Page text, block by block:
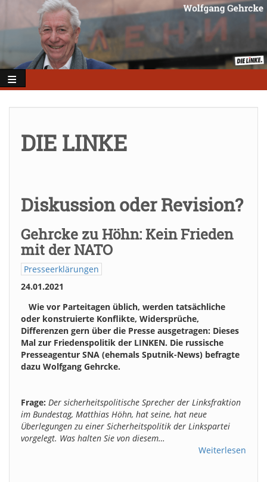
Inhalt
DIE LINKE
Diskussion oder Revision?
Gehrcke zu Höhn: Kein Frieden
mit der NATO
Presseerklärungen
24.01.2021
Wie vor Parteitagen üblich, werden tatsächliche
oder konstruierte Konflikte, Widersprüche,
Differenzen gern über die Presse ausgetragen: Dieses
Mal zur Friedenspolitik der LINKEN. Die russische
Presseagentur SNA (ehemals Sputnik-News) befragte
dazu Wolfgang Gehrcke.
Frage: Der sicherheitspolitische Sprecher der Linksfraktion
im Bundestag, Matthias Höhn, hat seine, hat neue
Überlegungen zu einer Sicherheitspolitik der Linkspartei
vorgelegt. Was halten Sie von diesem…
Weiterlesen